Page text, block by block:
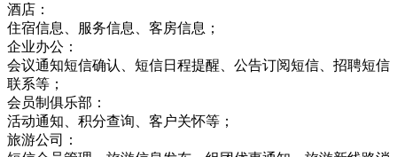
酒店：
住宿信息、服务信息、客房信息；
企业办公：
会议通知短信确认、短信日程提醒、公告订阅短信、招聘短信
联系等；
会员制俱乐部：
活动通知、积分查询、客户关怀等；
旅游公司：